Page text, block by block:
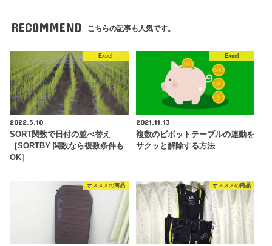
RECOMMEND こちらの記事も人気です。
Excel
2022.5.10
SORT関数で日付の並べ替え
［SORTBY 関数なら複数条件も
OK］
Excel
2021.11.13
複数のピボットテーブルの連動を
サクッと解除する方法
オススメの商品 オススメの商品